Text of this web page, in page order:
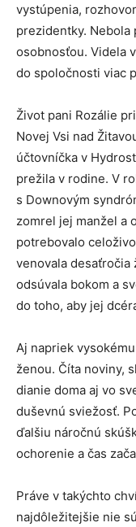
vystúpenia,
prezidentky. Nebola
osobnosťou. Videla
do spoločnosti viac
Život pani Rozálie
Novej Vsi nad
účtovníčka v
prežila v rodine. V
s Downovým
zomrel jej manžel a
potrebovalo
venovala desaťročia
odsúvala bokom a
do toho, aby jej
Aj napriek
ženou. Číta noviny,
dianie doma aj vo
duševnú sviežosť.
ďalšiu náročnú
ochorenie a čas
Práve v takýchto
najdôležitejšie nie